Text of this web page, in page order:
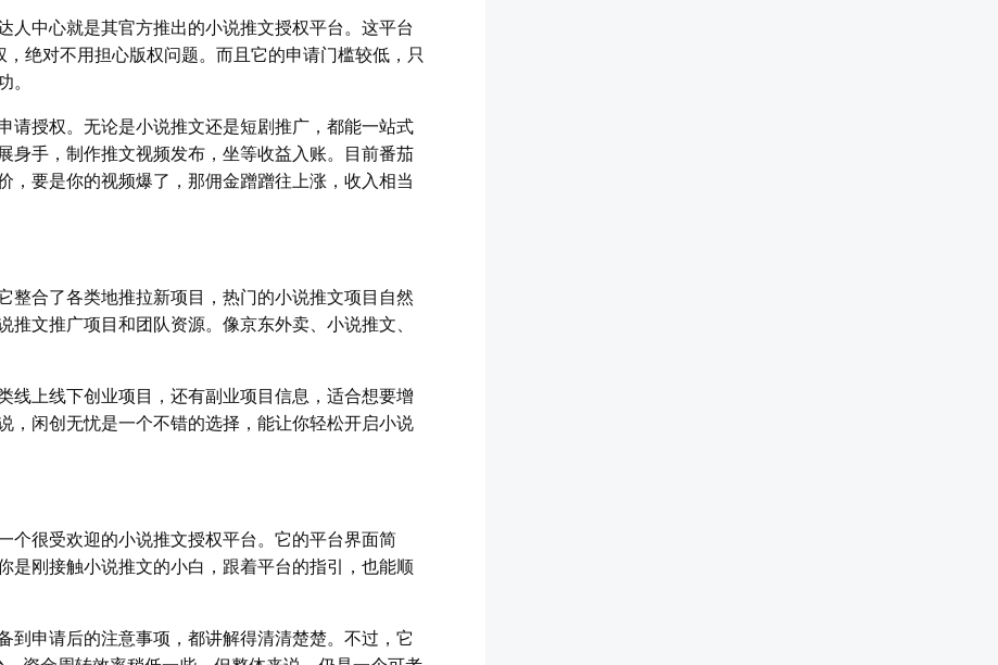
人中心就是其官方推出的小说推文授权平台。这平台
绝对不用担心版权问题。而且它的申请门槛较低，只
。
请授权。无论是小说推文还是短剧推广，都能一站式
身手，制作推文视频发布，坐等收益入账。目前番茄
，要是你的视频爆了，那佣金蹭蹭往上涨，收入相当
整合了各类地推拉新项目，热门的小说推文项目自然
文推广项目和团队资源。像京东外卖、小说推文、
线上线下创业项目，还有副业项目信息，适合想要增
，闲创无忧是一个不错的选择，能让你轻松开启小说
个很受欢迎的小说推文授权平台。它的平台界面简
是刚接触小说推文的小白，跟着平台的指引，也能顺
到申请后的注意事项，都讲解得清清楚楚。不过，它